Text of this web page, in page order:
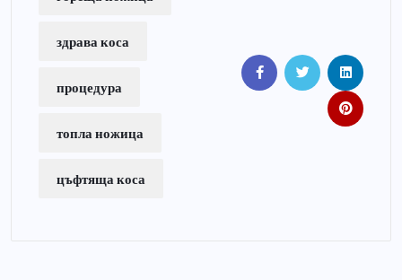
здрава коса
процедура
топла ножица
цъфтяща коса